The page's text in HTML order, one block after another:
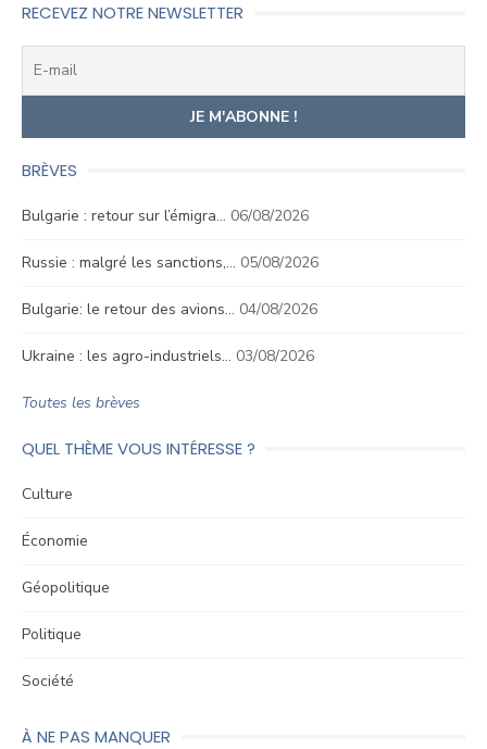
RECEVEZ NOTRE NEWSLETTER
BRÈVES
Bulgarie : retour sur l’émigra… 06/08/2026
Russie : malgré les sanctions,… 05/08/2026
Bulgarie: le retour des avions… 04/08/2026
Ukraine : les agro-industriels… 03/08/2026
Toutes les brèves
QUEL THÈME VOUS INTÉRESSE ?
Culture
Économie
Géopolitique
Politique
Société
À NE PAS MANQUER